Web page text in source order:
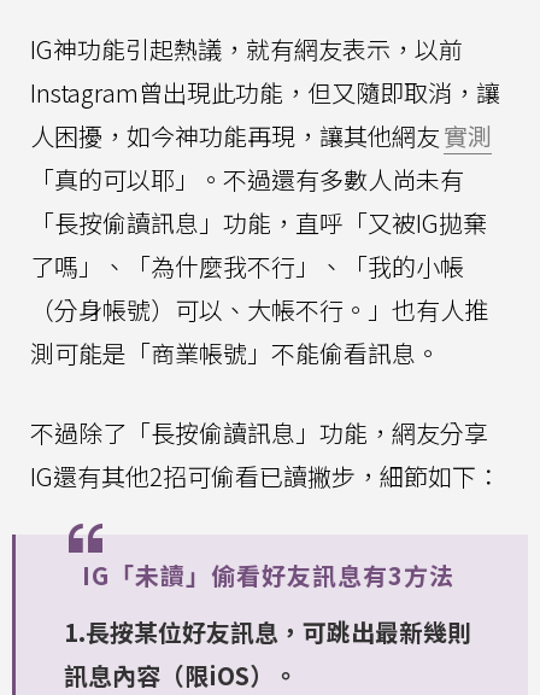
IG神功能引起熱議，就有網友表示，以前
Instagram曾出現此功能，但又隨即取消，讓
人困擾，如今神功能再現，讓其他網友實測
「真的可以耶」。不過還有多數人尚未有
「長按偷讀訊息」功能，直呼「又被IG拋棄
了嗎」、「為什麼我不行」、「我的小帳
（分身帳號）可以、大帳不行。」也有人推
測可能是「商業帳號」不能偷看訊息。
不過除了「長按偷讀訊息」功能，網友分享
IG還有其他2招可偷看已讀撇步，細節如下：
IG「未讀」偷看好友訊息有3方法
1.長按某位好友訊息，可跳出最新幾則
訊息內容（限iOS）。